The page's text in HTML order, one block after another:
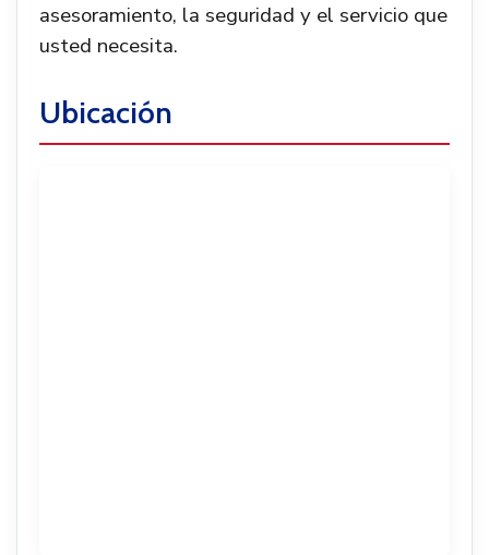
asesoramiento, la seguridad y el servicio que
usted necesita.
Ubicación